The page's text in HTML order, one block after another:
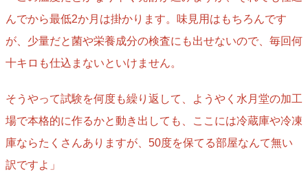
んでから最低2か月は掛かります。味見用はもちろんです
が、少量だと菌や栄養成分の検査にも出せないので、毎回何
十キロも仕込まないといけません。
そうやって試験を何度も繰り返して、ようやく水月堂の加工
場で本格的に作るかと動き出しても、ここには冷蔵庫や冷凍
庫ならたくさんありますが、50度を保てる部屋なんて無い
訳ですよ」